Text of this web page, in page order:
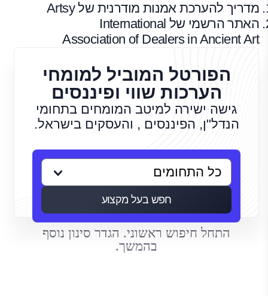
מדריך להערכת אמנות מודרנית של Artsy
האתר הרשמי של International
Association of Dealers in Ancient Art
הפורטל המוביל למומחי
הערכות שווי ופיננסים
גישה ישירה למיטב המומחים בתחומי
הנדל"ן, הפיננסים , והעסקים בישראל.
חפש בעל מקצוע
התחל חיפוש ראשוני. הגדר סינון נוסף
בהמשך.